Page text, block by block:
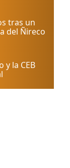
tras un
del Ñireco
y la CEB